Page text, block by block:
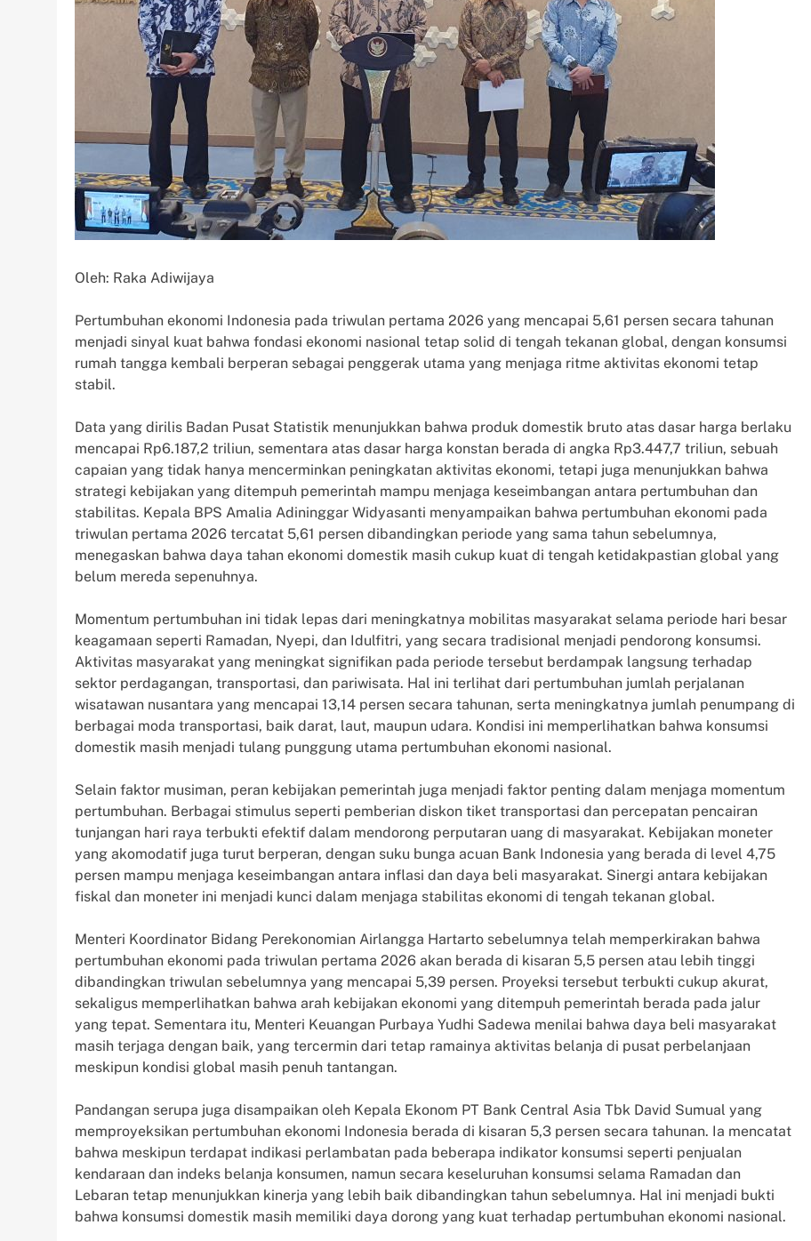
Oleh: Raka Adiwijaya
Pertumbuhan ekonomi Indonesia pada triwulan pertama 2026 yang mencapai 5,61 persen secara tahunan
menjadi sinyal kuat bahwa fondasi ekonomi nasional tetap solid di tengah tekanan global, dengan konsumsi
rumah tangga kembali berperan sebagai penggerak utama yang menjaga ritme aktivitas ekonomi tetap
stabil.
Data yang dirilis Badan Pusat Statistik menunjukkan bahwa produk domestik bruto atas dasar harga berlaku
mencapai Rp6.187,2 triliun, sementara atas dasar harga konstan berada di angka Rp3.447,7 triliun, sebuah
capaian yang tidak hanya mencerminkan peningkatan aktivitas ekonomi, tetapi juga menunjukkan bahwa
strategi kebijakan yang ditempuh pemerintah mampu menjaga keseimbangan antara pertumbuhan dan
stabilitas. Kepala BPS Amalia Adininggar Widyasanti menyampaikan bahwa pertumbuhan ekonomi pada
triwulan pertama 2026 tercatat 5,61 persen dibandingkan periode yang sama tahun sebelumnya,
menegaskan bahwa daya tahan ekonomi domestik masih cukup kuat di tengah ketidakpastian global yang
belum mereda sepenuhnya.
Momentum pertumbuhan ini tidak lepas dari meningkatnya mobilitas masyarakat selama periode hari besar
keagamaan seperti Ramadan, Nyepi, dan Idulfitri, yang secara tradisional menjadi pendorong konsumsi.
Aktivitas masyarakat yang meningkat signifikan pada periode tersebut berdampak langsung terhadap
sektor perdagangan, transportasi, dan pariwisata. Hal ini terlihat dari pertumbuhan jumlah perjalanan
wisatawan nusantara yang mencapai 13,14 persen secara tahunan, serta meningkatnya jumlah penumpang di
berbagai moda transportasi, baik darat, laut, maupun udara. Kondisi ini memperlihatkan bahwa konsumsi
domestik masih menjadi tulang punggung utama pertumbuhan ekonomi nasional.
Selain faktor musiman, peran kebijakan pemerintah juga menjadi faktor penting dalam menjaga momentum
pertumbuhan. Berbagai stimulus seperti pemberian diskon tiket transportasi dan percepatan pencairan
tunjangan hari raya terbukti efektif dalam mendorong perputaran uang di masyarakat. Kebijakan moneter
yang akomodatif juga turut berperan, dengan suku bunga acuan Bank Indonesia yang berada di level 4,75
persen mampu menjaga keseimbangan antara inflasi dan daya beli masyarakat. Sinergi antara kebijakan
fiskal dan moneter ini menjadi kunci dalam menjaga stabilitas ekonomi di tengah tekanan global.
Menteri Koordinator Bidang Perekonomian Airlangga Hartarto sebelumnya telah memperkirakan bahwa
pertumbuhan ekonomi pada triwulan pertama 2026 akan berada di kisaran 5,5 persen atau lebih tinggi
dibandingkan triwulan sebelumnya yang mencapai 5,39 persen. Proyeksi tersebut terbukti cukup akurat,
sekaligus memperlihatkan bahwa arah kebijakan ekonomi yang ditempuh pemerintah berada pada jalur
yang tepat. Sementara itu, Menteri Keuangan Purbaya Yudhi Sadewa menilai bahwa daya beli masyarakat
masih terjaga dengan baik, yang tercermin dari tetap ramainya aktivitas belanja di pusat perbelanjaan
meskipun kondisi global masih penuh tantangan.
Pandangan serupa juga disampaikan oleh Kepala Ekonom PT Bank Central Asia Tbk David Sumual yang
memproyeksikan pertumbuhan ekonomi Indonesia berada di kisaran 5,3 persen secara tahunan. Ia mencatat
bahwa meskipun terdapat indikasi perlambatan pada beberapa indikator konsumsi seperti penjualan
kendaraan dan indeks belanja konsumen, namun secara keseluruhan konsumsi selama Ramadan dan
Lebaran tetap menunjukkan kinerja yang lebih baik dibandingkan tahun sebelumnya. Hal ini menjadi bukti
bahwa konsumsi domestik masih memiliki daya dorong yang kuat terhadap pertumbuhan ekonomi nasional.